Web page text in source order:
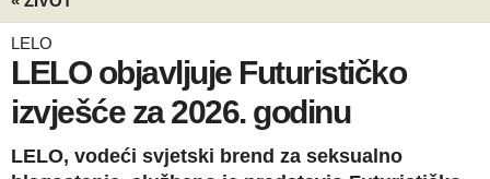
LELO
LELO objavljuje Futurističko
izvješće za 2026. godinu
LELO, vodeći svjetski brend za seksualno